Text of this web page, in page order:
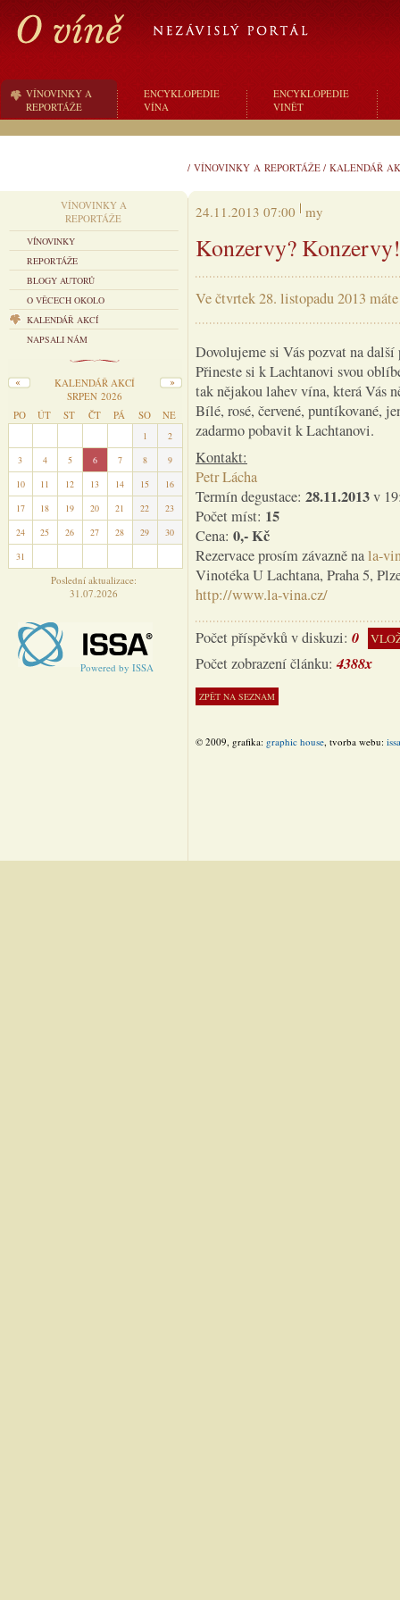
VÍNOVINKY A
REPORTÁŽE
ENCYKLOPEDIE
VÍNA
ENCYKLOPEDIE
VINĚT
/ VÍNOVINKY A REPORTÁŽE / KALENDÁŘ
VÍNOVINKY A
REPORTÁŽE
VÍNOVINKY
REPORTÁŽE
BLOGY AUTORŮ
O VĚCECH OKOLO
KALENDÁŘ AKCÍ
NAPSALI NÁM
KALENDÁŘ AKCÍ
SRPEN 2026
PO
ÚT ST ČT PÁ SO NE
1
2
3
4 5 6 7 8
9
10
11 12 13 14 15
16
17
18 19 20 21 22
23
24
25 26 27 28 29
30
31
Poslední aktualizace:
31.07.2026
Powered by ISSA
24.11.2013 07:00 my
Konzervy?
Ve čtvrtek 28. listopadu 2013
Dovolujeme si Vás pozvat na
Přineste si k Lachtanovi svou
tak nějakou lahev vína, která Vás
Bílé, rosé, červené, puntíkované,
zadarmo pobavit k Lachtanovi.
Kontakt:
Petr Lácha
Termín degustace: 28.11.2013v
Počet míst: 15
Cena: 0,- Kč
Rezervace prosím závazně nala-
Vinotéka U Lachtana, Praha 5,
http://www.la-vina.cz/
Počet příspěvků v diskuzi: 0
Počet zobrazení článku:4388x
© 2009, grafika: graphic house, tvorba webu: